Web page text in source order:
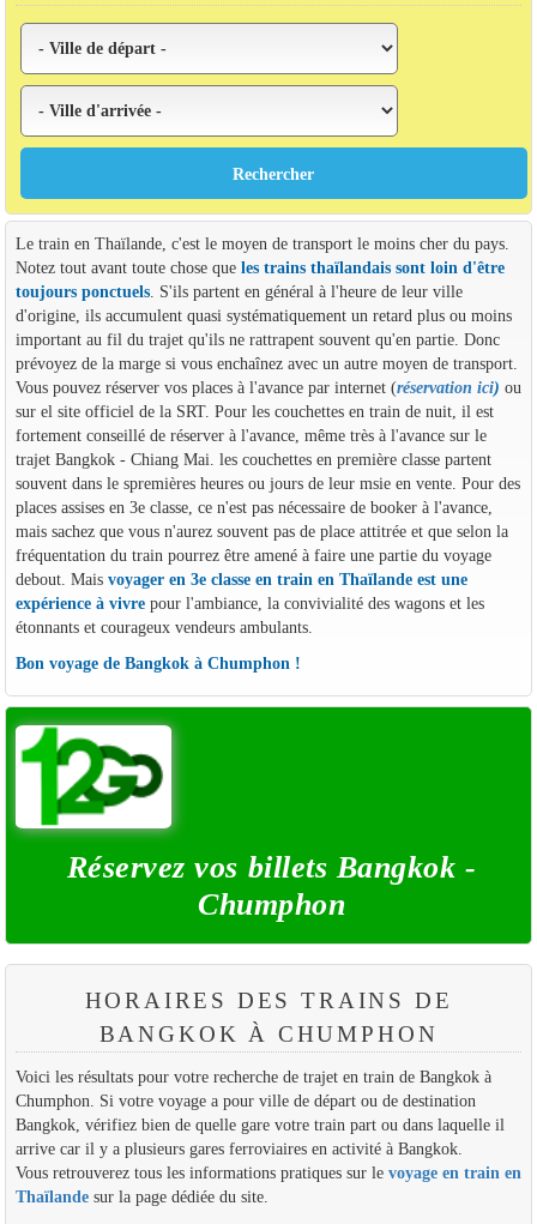
Le train en Thaïlande, c'est le moyen de transport le moins cher du pays.
Notez tout avant toute chose que les trains thaïlandais sont loin d'être
toujours ponctuels. S'ils partent en général à l'heure de leur ville
d'origine, ils accumulent quasi systématiquement un retard plus ou moins
important au fil du trajet qu'ils ne rattrapent souvent qu'en partie. Donc
prévoyez de la marge si vous enchaînez avec un autre moyen de transport.
Vous pouvez réserver vos places à l'avance par internet (réservation ici) ou
sur el site officiel de la SRT. Pour les couchettes en train de nuit, il est
fortement conseillé de réserver à l'avance, même très à l'avance sur le
trajet Bangkok - Chiang Mai. les couchettes en première classe partent
souvent dans le spremières heures ou jours de leur msie en vente. Pour des
places assises en 3e classe, ce n'est pas nécessaire de booker à l'avance,
mais sachez que vous n'aurez souvent pas de place attitrée et que selon la
fréquentation du train pourrez être amené à faire une partie du voyage
debout. Mais voyager en 3e classe en train en Thaïlande est une
expérience à vivrepour l'ambiance, la convivialité des wagons et les
étonnants et courageux vendeurs ambulants.
Bon voyage de Bangkok à Chumphon !
Réservez vos billets Bangkok -
Chumphon
HORAIRES DES TRAINS DE
BANGKOK À CHUMPHON
Voici les résultats pour votre recherche de trajet en train de Bangkok à
Chumphon. Si votre voyage a pour ville de départ ou de destination
Bangkok, vérifiez bien de quelle gare votre train part ou dans laquelle il
arrive car il y a plusieurs gares ferroviaires en activité à Bangkok.
Vous retrouverez tous les informations pratiques sur le voyage en train en
Thaïlandesur la page dédiée du site.